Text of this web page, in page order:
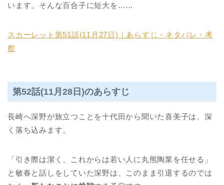
います。そんな百合子に短大を……
スカーレット第51話(11月27日)｜あらすじ・ネタバレ・考
察
第52話(11月28日)のあらすじ
長崎へ深野が旅立つことを十代田から聞いた喜美子は、深
く落ち込みます。
「引き際は潔く、これからは若い人に丸熊陶業を任せる」
と敏春と話しをしていた深野は、このまま引退するのでは